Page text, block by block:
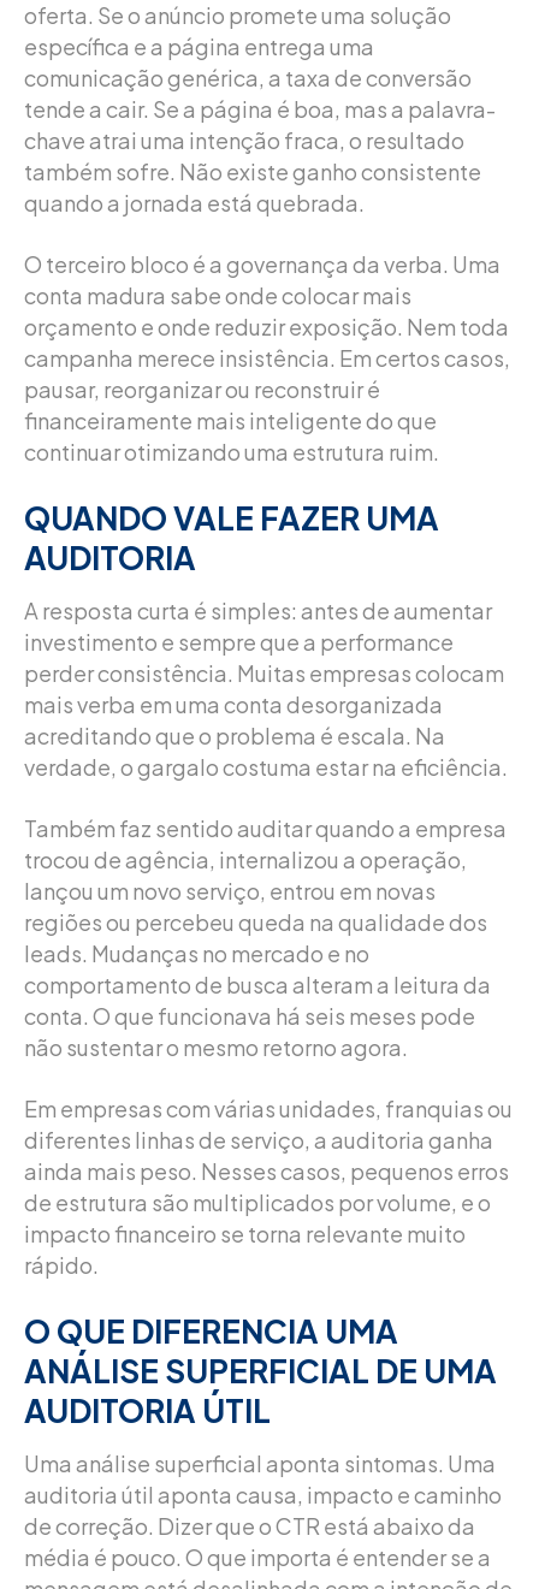
oferta. Se o anúncio promete uma solução
específica e a página entrega uma
comunicação genérica, a taxa de conversão
tende a cair. Se a página é boa, mas a palavra-
chave atrai uma intenção fraca, o resultado
também sofre. Não existe ganho consistente
quando a jornada está quebrada.
O terceiro bloco é a governança da verba. Uma
conta madura sabe onde colocar mais
orçamento e onde reduzir exposição. Nem toda
campanha merece insistência. Em certos casos,
pausar, reorganizar ou reconstruir é
financeiramente mais inteligente do que
continuar otimizando uma estrutura ruim.
QUANDO VALE FAZER UMA
AUDITORIA
A resposta curta é simples: antes de aumentar
investimento e sempre que a performance
perder consistência. Muitas empresas colocam
mais verba em uma conta desorganizada
acreditando que o problema é escala. Na
verdade, o gargalo costuma estar na eficiência.
Também faz sentido auditar quando a empresa
trocou de agência, internalizou a operação,
lançou um novo serviço, entrou em novas
regiões ou percebeu queda na qualidade dos
leads. Mudanças no mercado e no
comportamento de busca alteram a leitura da
conta. O que funcionava há seis meses pode
não sustentar o mesmo retorno agora.
Em empresas com várias unidades, franquias ou
diferentes linhas de serviço, a auditoria ganha
ainda mais peso. Nesses casos, pequenos erros
de estrutura são multiplicados por volume, e o
impacto financeiro se torna relevante muito
rápido.
O QUE DIFERENCIA UMA
ANÁLISE SUPERFICIAL DE UMA
AUDITORIA ÚTIL
Uma análise superficial aponta sintomas. Uma
auditoria útil aponta causa, impacto e caminho
de correção. Dizer que o CTR está abaixo da
média é pouco. O que importa é entender se a